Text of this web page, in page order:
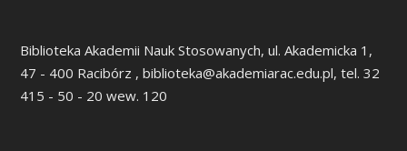
Biblioteka Akademii Nauk Stosowanych, ul. Akademicka 1,
47 - 400 Racibórz , biblioteka@akademiarac.edu.pl, tel. 32
415 - 50 - 20 wew. 120